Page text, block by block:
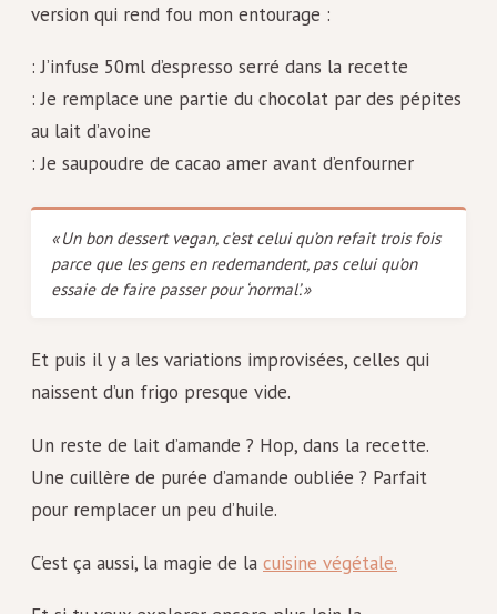
version qui rend fou mon entourage :
: J’infuse 50ml d’espresso serré dans la recette
: Je remplace une partie du chocolat par des pépites
au lait d’avoine
: Je saupoudre de cacao amer avant d’enfourner
« Un bon dessert vegan, c’est celui qu’on refait trois fois
parce que les gens en redemandent, pas celui qu’on
essaie de faire passer pour ‘normal’. »
Et puis il y a les variations improvisées, celles qui
naissent d’un frigo presque vide.
Un reste de lait d’amande ? Hop, dans la recette.
Une cuillère de purée d’amande oubliée ? Parfait
pour remplacer un peu d’huile.
C’est ça aussi, la magie de la cuisine végétale.